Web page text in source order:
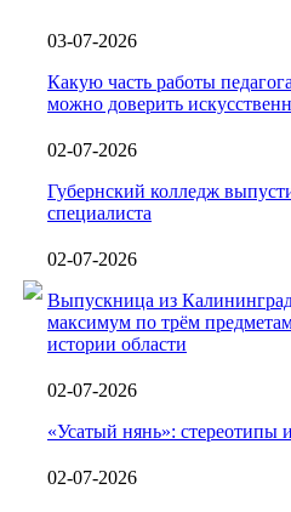
03-07-2026
Какую часть работы
можно доверить
02-07-2026
Губернский колледж
специалиста
02-07-2026
Выпускница из
максимум по трём
истории области
02-07-2026
«Усатый нянь»: стереотипы
02-07-2026